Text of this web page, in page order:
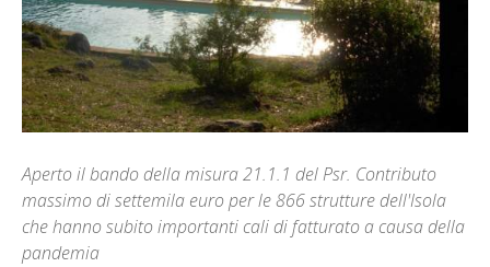
Aperto il bando della misura 21.1.1 del Psr. Contributo
massimo di settemila euro per le 866 strutture dell'Isola
che hanno subito importanti cali di fatturato a causa della
pandemia